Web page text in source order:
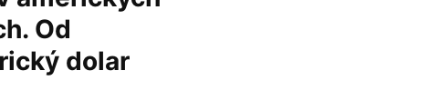
Od
dolar